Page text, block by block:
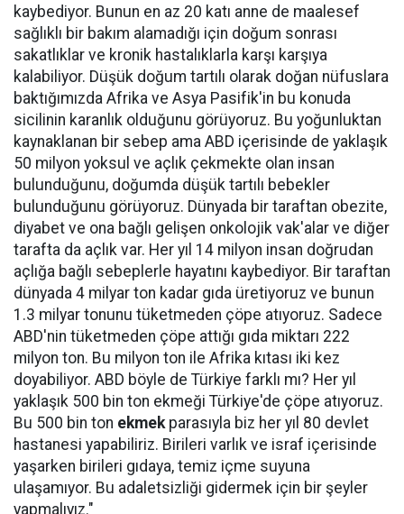
kaybediyor. Bunun en az 20 katı anne de maalesef
sağlıklı bir bakım alamadığı için doğum sonrası
sakatlıklar ve kronik hastalıklarla karşı karşıya
kalabiliyor. Düşük doğum tartılı olarak doğan nüfuslara
baktığımızda Afrika ve Asya Pasifik'in bu konuda
sicilinin karanlık olduğunu görüyoruz. Bu yoğunluktan
kaynaklanan bir sebep ama ABD içerisinde de yaklaşık
50 milyon yoksul ve açlık çekmekte olan insan
bulunduğunu, doğumda düşük tartılı bebekler
bulunduğunu görüyoruz. Dünyada bir taraftan obezite,
diyabet ve ona bağlı gelişen onkolojik vak'alar ve diğer
tarafta da açlık var. Her yıl 14 milyon insan doğrudan
açlığa bağlı sebeplerle hayatını kaybediyor. Bir taraftan
dünyada 4 milyar ton kadar gıda üretiyoruz ve bunun
1.3 milyar tonunu tüketmeden çöpe atıyoruz. Sadece
ABD'nin tüketmeden çöpe attığı gıda miktarı 222
milyon ton. Bu milyon ton ile Afrika kıtası iki kez
doyabiliyor. ABD böyle de Türkiye farklı mı? Her yıl
yaklaşık 500 bin ton ekmeği Türkiye'de çöpe atıyoruz.
Bu 500 bin ton ekmekparasıyla biz her yıl 80 devlet
hastanesi yapabiliriz. Birileri varlık ve israf içerisinde
yaşarken birileri gıdaya, temiz içme suyuna
ulaşamıyor. Bu adaletsizliği gidermek için bir şeyler
yapmalıyız."